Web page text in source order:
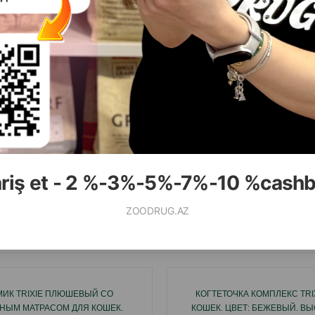
et - 2 %-3%-5%-7%-10
ZOODRUG.AZ
( Отзывы)
Цена
Купить
1 шт
8.00
КУПИТЬ
( Отзывы)
TRIXIE ПЛЮШЕВЫЙ СО
МАТРАСОМ ДЛЯ КОШЕК.
КОГТЕТОЧКА КОМПЛЕКС
КОШЕК. ЦВЕТ: БЕЖЕВЫЙ.